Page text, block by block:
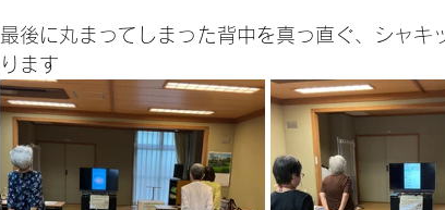
最後に丸まってしまった背中を真っ直ぐ、シャ
ります